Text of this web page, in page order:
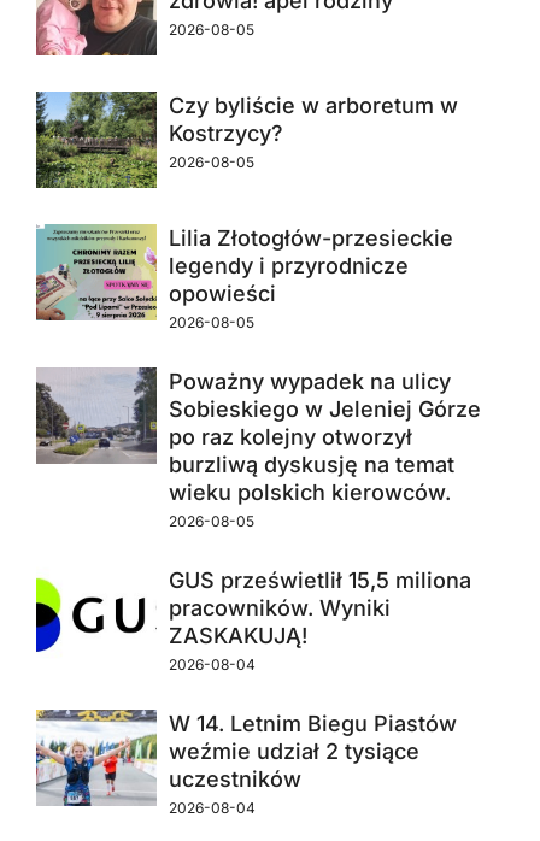
2026-08-05
Czy byliście w arboretum w
Kostrzycy?
2026-08-05
Lilia Złotogłów-przesieckie
legendy i przyrodnicze
opowieści
2026-08-05
Poważny wypadek na ulicy
Sobieskiego w Jeleniej Górze
po raz kolejny otworzył
burzliwą dyskusję na temat
wieku polskich kierowców.
2026-08-05
GUS prześwietlił 15,5 miliona
pracowników. Wyniki
ZASKAKUJĄ!
2026-08-04
W 14. Letnim Biegu Piastów
weźmie udział 2 tysiące
uczestników
2026-08-04